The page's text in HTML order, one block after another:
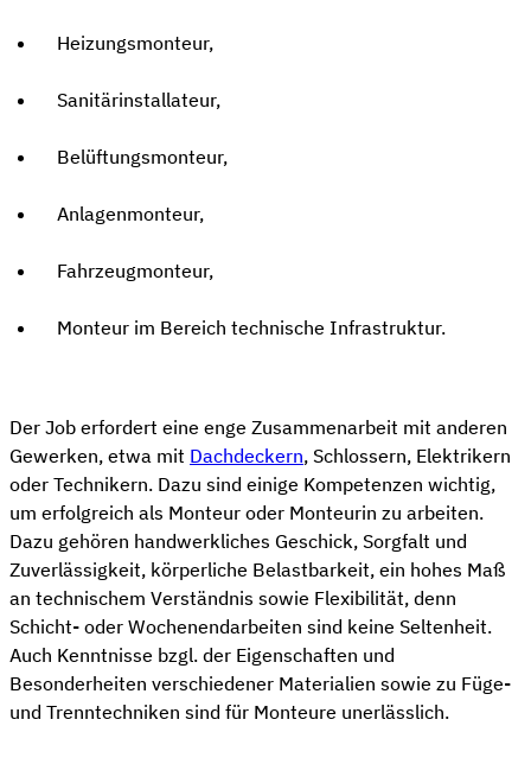
Heizungsmonteur,
Sanitärinstallateur,
Belüftungsmonteur,
Anlagenmonteur,
Fahrzeugmonteur,
Monteur im Bereich technische Infrastruktur.
Der Job erfordert eine enge Zusammenarbeit mit anderen
Gewerken, etwa mit Dachdeckern, Schlossern, Elektrikern
oder Technikern. Dazu sind einige Kompetenzen wichtig,
um erfolgreich als Monteur oder Monteurin zu arbeiten.
Dazu gehören handwerkliches Geschick, Sorgfalt und
Zuverlässigkeit, körperliche Belastbarkeit, ein hohes Maß
an technischem Verständnis sowie Flexibilität, denn
Schicht- oder Wochenendarbeiten sind keine Seltenheit.
Auch Kenntnisse bzgl. der Eigenschaften und
Besonderheiten verschiedener Materialien sowie zu Füge-
und Trenntechniken sind für Monteure unerlässlich.